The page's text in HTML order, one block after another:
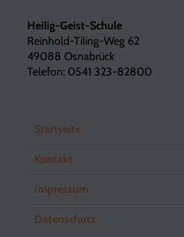
Heilig-Geist-Schule
Reinhold-Tiling-Weg 62
49088 Osnabrück
Telefon: 0541 323-82800
Startseite
Kontakt
Impressum
Datenschutz